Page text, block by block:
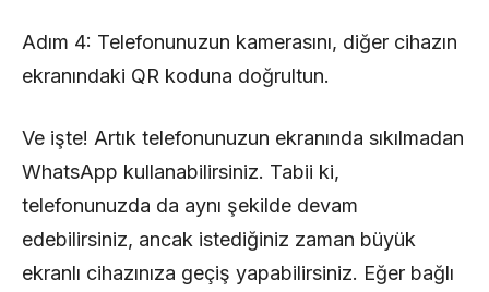
Adım 4: Telefonunuzun kamerasını, diğer cihazın
ekranındaki QR koduna doğrultun.
Ve işte! Artık telefonunuzun ekranında sıkılmadan
WhatsApp kullanabilirsiniz. Tabii ki,
telefonunuzda da aynı şekilde devam
edebilirsiniz, ancak istediğiniz zaman büyük
ekranlı cihazınıza geçiş yapabilirsiniz. Eğer bağlı